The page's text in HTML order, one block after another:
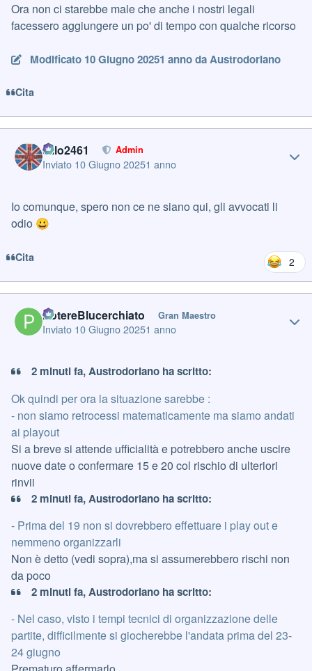
Ora non ci starebbe male che anche i nostri legali
facessero aggiungere un po' di tempo con qualche ricorso
Modificato 10 Giugno 20251 annoda Austrodoriano
Cita
cillo2461 Admin
Inviato 10 Giugno 20251 anno
Io comunque, spero non ce ne siano qui, gli avvocati li
odio 😀
Cita 2
PotereBlucerchiato Gran Maestro
Inviato 10 Giugno 20251 anno
2 minuti fa, Austrodoriano ha scritto:
Ok quindi per ora la situazione sarebbe :
- non siamo retrocessi matematicamente ma siamo andati
ai playout
Si a breve si attende ufficialità e potrebbero anche uscire
nuove date o confermare 15 e 20 col rischio di ulteriori
rinvii
2 minuti fa, Austrodoriano ha scritto:
- Prima del 19 non si dovrebbero effettuare i play out e
nemmeno organizzarli
Non è detto (vedi sopra),ma si assumerebbero rischi non
da poco
2 minuti fa, Austrodoriano ha scritto:
- Nel caso, visto i tempi tecnici di organizzazione delle
partite, difficilmente si giocherebbe l'andata prima del 23-
24 giugno